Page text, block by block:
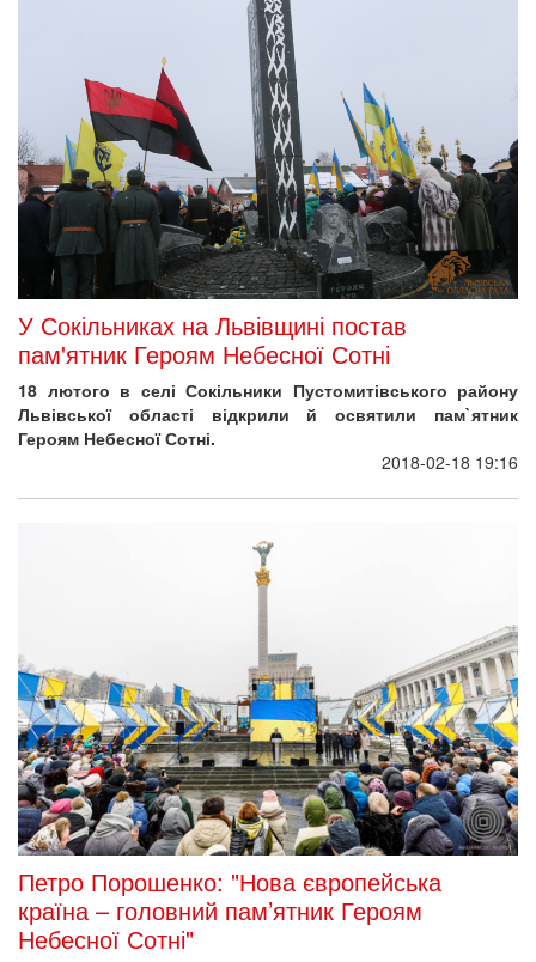
У Сокільниках на Львівщині постав
пам'ятник Героям Небесної Сотні
18 лютого в селі Сокільники Пустомитівського району
Львівської області відкрили й освятили пам`ятник
Героям Небесної Сотні.
2018-02-18 19:16
Петро Порошенко: "Нова європейська
країна – головний пам’ятник Героям
Небесної Сотні"